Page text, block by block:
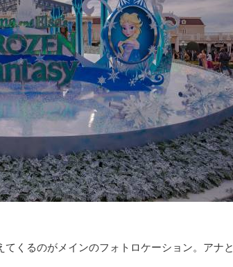
くるのがメインのフォトロケーション。アナと